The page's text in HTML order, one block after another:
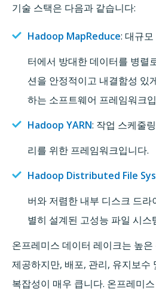
기술 스택은 다음과 같습니다:
Hadoop MapReduce: 대규
터에서 방대한 데이터를 병렬
션을 안정적이고 내결함성 있
하는 소프트웨어 프레임워크
Hadoop YARN: 작업 스케줄
리를 위한 프레임워크입니다.
Hadoop Distributed File
버와 저렴한 내부 디스크 드
별히 설계된 고성능 파일 시스
온프레미스 데이터 레이크는 높
제공하지만, 배포, 관리, 유지보수
복잡성이 매우 큽니다. 온프레미